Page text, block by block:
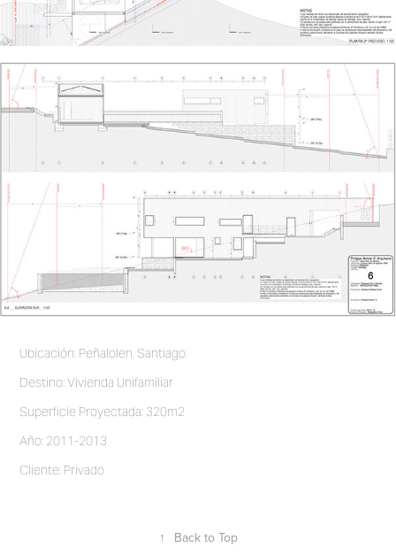
Ubicación: Peñalolen, Santiago.
Destino: Vivienda Unifamiliar
Superficie Proyectada: 320m2
Año: 2011-2013
Cliente: Privado
↑ Back to Top